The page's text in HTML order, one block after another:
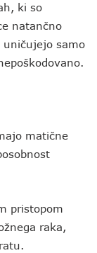
ki so
natančno
uničujejo samo
matične
pristopom
raka,